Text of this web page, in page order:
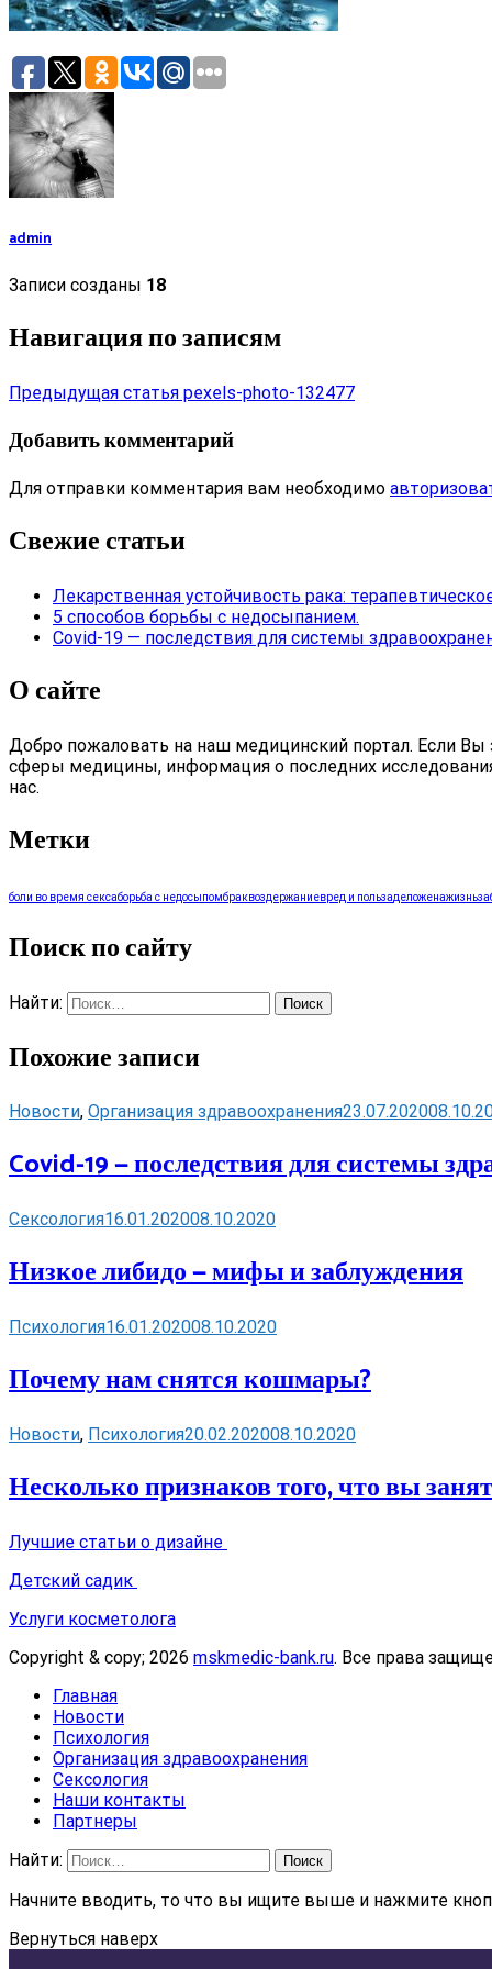
admin
Записи созданы 18
Навигация по записям
Предыдущая статья pexels-photo-132477
Добавить комментарий
Для отправки комментария вам необходимо
Свежие статьи
Лекарственная устойчивость рака:
5 способов борьбы с недосыпанием.
Covid-19 — последствия для системы
О сайте
Добро пожаловать на наш медицинский портал. Если Вы
сферы медицины, информация о последних
нас.
Метки
боли во время сексаборьба с недосыпомбраквоздержаниевред и пользаделоженажизнь
Поиск по сайту
Найти:
Похожие записи
Новости, Организация здравоохранения23.07.2020
Covid-19 — последствия для системы
Сексология16.01.202008.10.2020
Низкое либидо — мифы и заблуждения
Психология16.01.202008.10.2020
Почему нам снятся кошмары?
Новости, Психология20.02.202008.10.2020
Несколько признаков того, что вы
Лучшие статьи о дизайне
Детский садик
Услуги косметолога
Copyright & copy; 2026 mskmedic-bank.ru. Все права
Главная
Новости
Психология
Организация здравоохранения
Сексология
Наши контакты
Партнеры
Найти:
Начните вводить, то что вы ищите выше и нажмите
Вернуться наверх